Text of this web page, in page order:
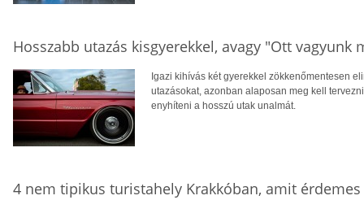
Hosszabb utazás kisgyerekkel, avagy "Ott vagyunk
Igazi kihívás két gyerekkel zökkenőmentesen
utazásokat, azonban alaposan meg kell
enyhíteni a hosszú utak unalmát.
4 nem tipikus turistahely Krakkóban, amit